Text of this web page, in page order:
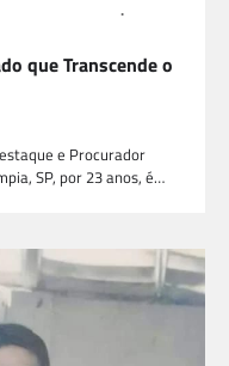
que Transcende o
e Procurador
SP, por 23 anos, é…